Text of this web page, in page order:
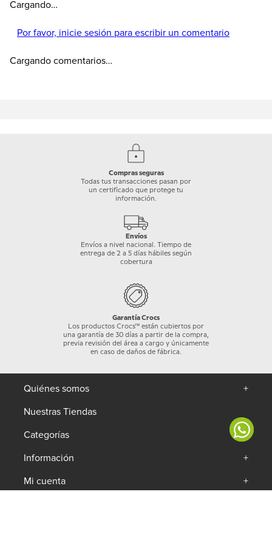
Cargando…
Por favor, inicie sesión para escribir un comentario
Cargando comentarios…
Compras seguras
Todas tus transacciones pasan por
un certificado que protege tu
información.
Envíos
Envíos a nivel nacional. Tiempo de
entrega de 2 a 5 días hábiles según
cobertura
Garantía Crocs
Los productos Crocs™ están cubiertos por
una garantía de 30 días a partir de la compra,
previa revisión del área a cargo y únicamente
en caso de daños de fábrica.
Quiénes somos
+
Nuestras Tiendas
Categorías
+
Información
+
Mi cuenta
+